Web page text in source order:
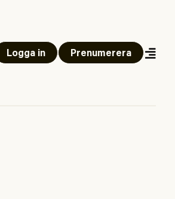
Logga in Prenumerera